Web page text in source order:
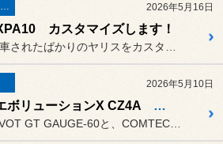
足回り・アライメント 2026年5月16日
カスタマイズします！
2026年5月10日
ランサーエボリューションX CZ4A ブースト計＆ドライブレコーダー取り付けます！